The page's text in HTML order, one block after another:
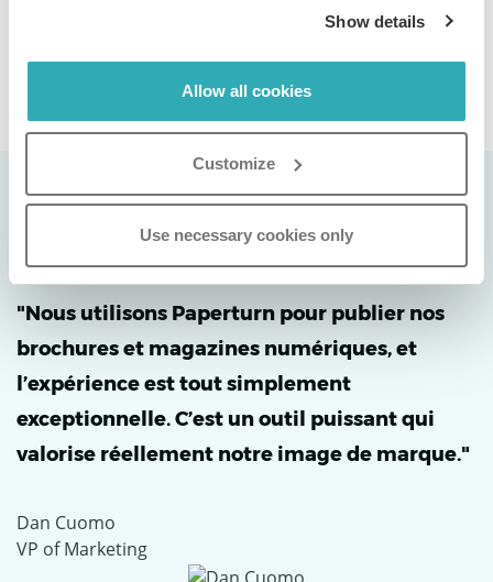
Show details
Allow all cookies
Customize
Use necessary cookies only
En savoir plus
"Nous utilisons Paperturn pour publier nos
brochures et magazines numériques, et
l’expérience est tout simplement
exceptionnelle. C’est un outil puissant qui
valorise réellement notre image de marque."
Dan Cuomo
VP of Marketing